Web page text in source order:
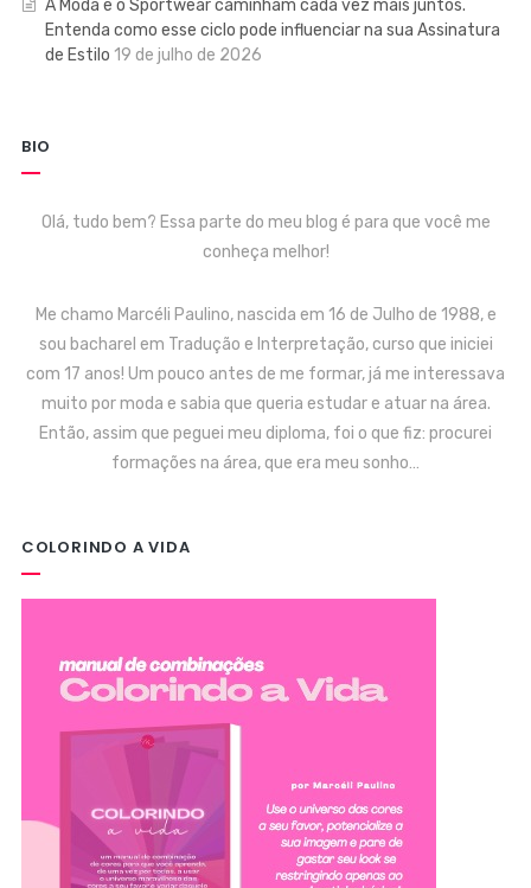
A Moda e o Sportwear caminham cada vez mais juntos.
Entenda como esse ciclo pode influenciar na sua Assinatura
de Estilo 19 de julho de 2026
BIO
Olá, tudo bem? Essa parte do meu blog é para que você me
conheça melhor!
Me chamo Marcéli Paulino, nascida em 16 de Julho de 1988, e
sou bacharel em Tradução e Interpretação, curso que iniciei
com 17 anos! Um pouco antes de me formar, já me interessava
muito por moda e sabia que queria estudar e atuar na área.
Então, assim que peguei meu diploma, foi o que fiz: procurei
formações na área, que era meu sonho…
COLORINDO A VIDA